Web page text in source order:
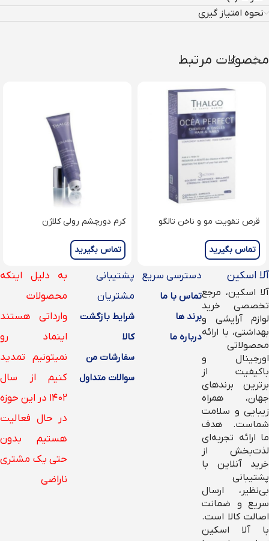
نحوه امتیاز گیری
محصولات مرتبط
قرص تقویت مو و ناخن تالگو
تماس بگیرید
کرم دورچشم رولی کلاژن
تماس بگیرید
آلا اسکین
آلا اسکین، مرجع
تخصصی خرید
لوازم آرایشی و
بهداشتی، با ارائه
محصولاتی
اورجینال و
باکیفیت از
برترین برندهای
جهان، همراه
زیبایی و سلامت
شماست. هدف
ما ارائه تجربه‌ای
لذت‌بخش از
خرید آنلاین با
پشتیبانی
بی‌نظیر، ارسال
سریع و ضمانت
اصالت کالا است.
با آلا اسکین
دسترسی سریع
تماس با ما
برند ها
درباره ما
پشتیبانی
مشتریان
شرایط بازگشت
کالا
سفارشات من
سوالات متداول
به دلیل اینکه
محصولات
وارداتی هستند
اینماد رو
نمیتونیم تمدید
کنیم از سال
۱۴۰۲ در این حوزه
در حال فعالیت
هستیم بدون
حتی یک مشتری
ناراضی